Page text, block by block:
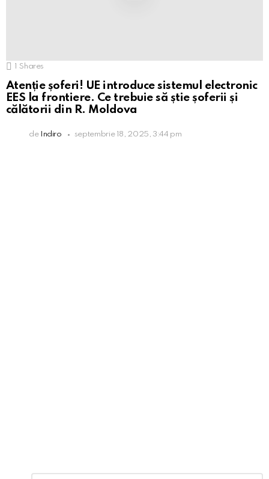
1 Shares
Atenție șoferi! UE introduce sistemul electronic
EES la frontiere. Ce trebuie să știe șoferii și
călătorii din R. Moldova
de Indiro septembrie 18, 2025, 3:44 pm